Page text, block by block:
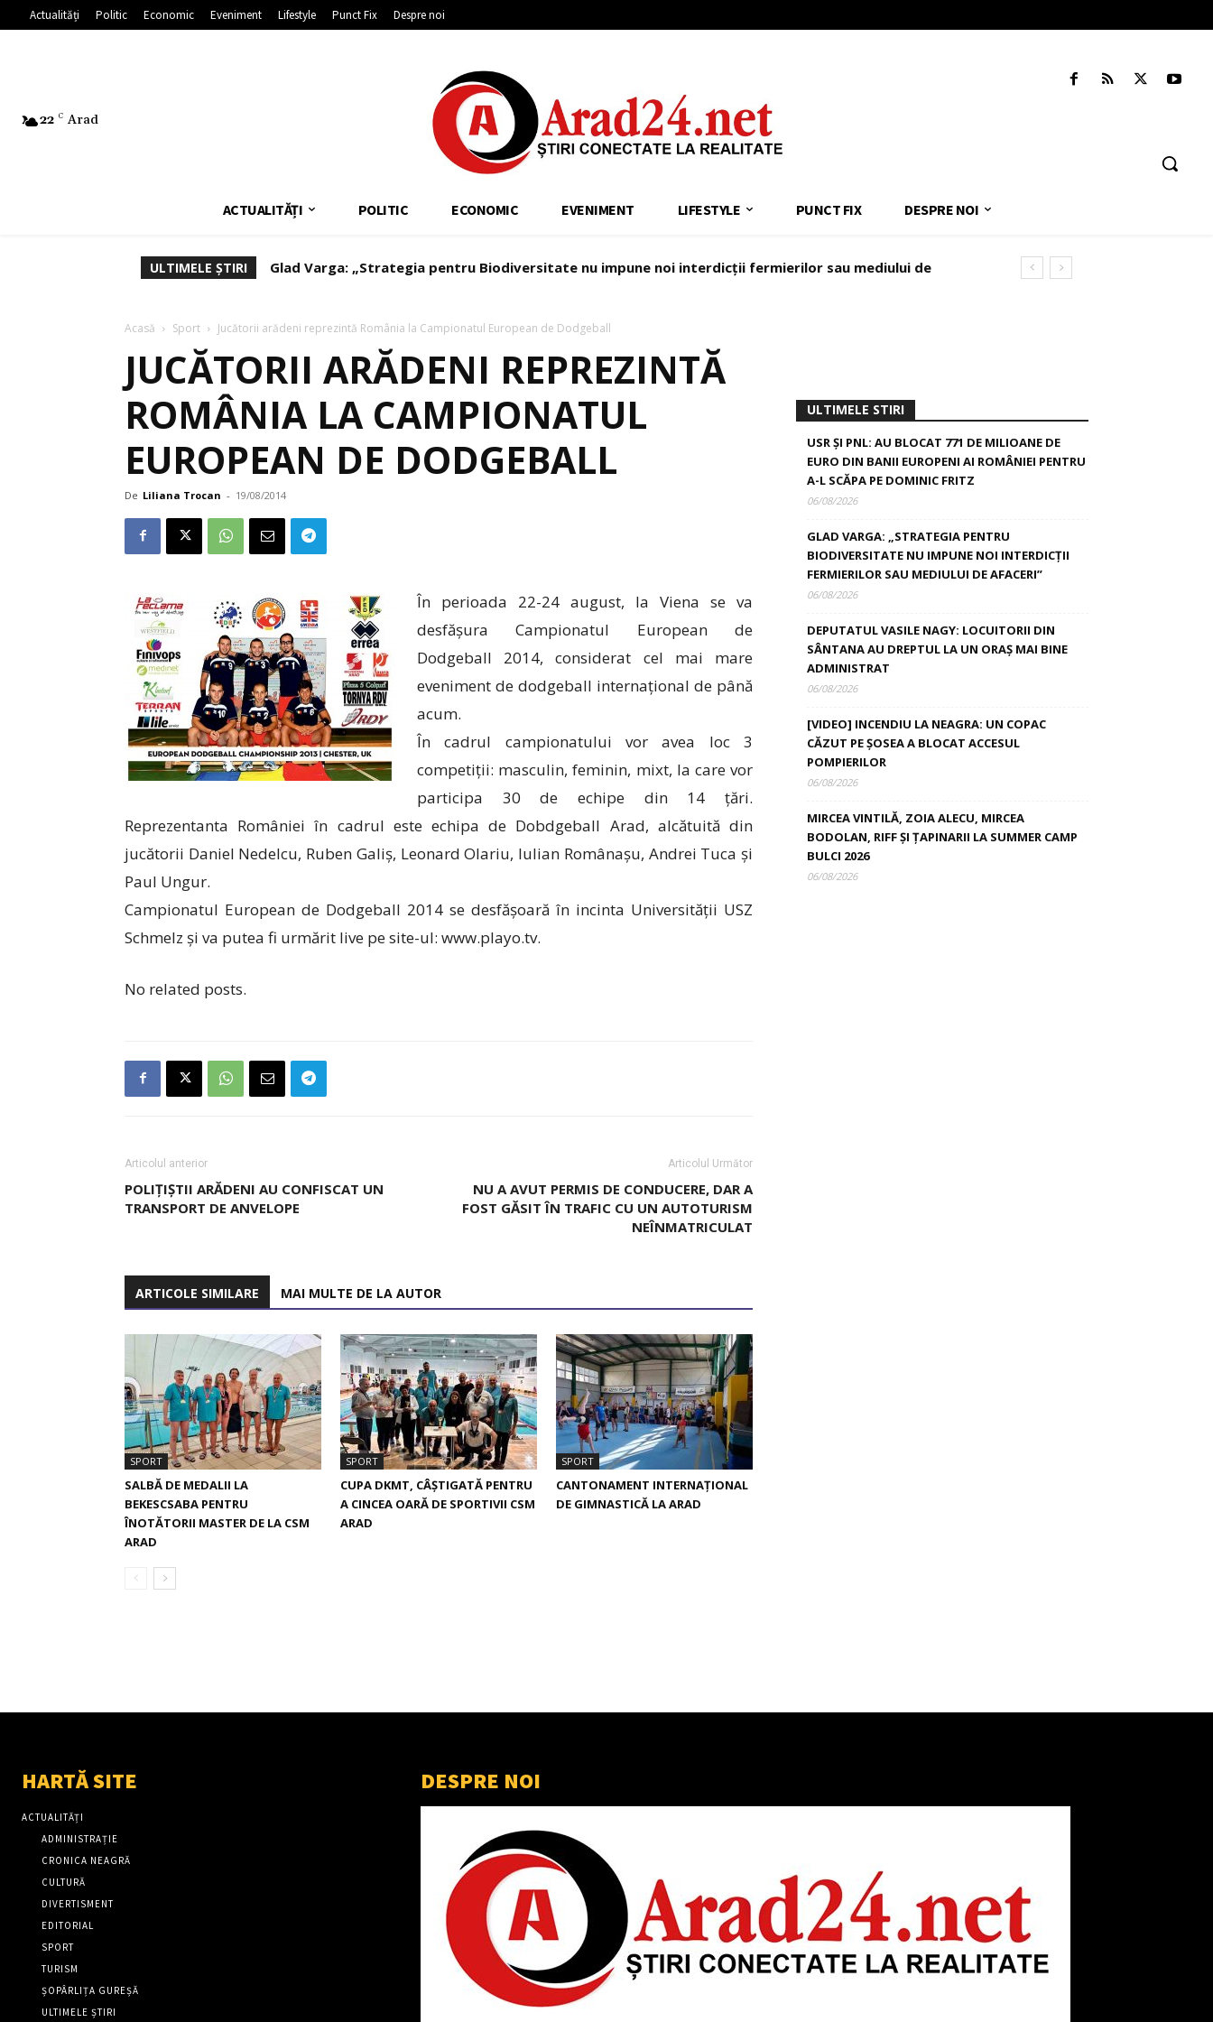
Actualități Politic Economic Eveniment Lifestyle Punct Fix Despre noi
22 C Arad
ACTUALITĂȚI POLITIC ECONOMIC EVENIMENT LIFESTYLE PUNCT FIX DESPRE NOI
ULTIMELE ȘTIRI
Glad Varga: „Strategia pentru Biodiversitate nu impune noi interdicții fermierilor sau mediului de
Acasă Sport Jucătorii arădeni reprezintă România la Campionatul European de Dodgeball
JUCĂTORII ARĂDENI REPREZINTĂ
ROMÂNIA LA CAMPIONATUL
EUROPEAN DE DODGEBALL
De Liliana Trocan - 19/08/2014
În perioada 22-24 august, la Viena se va
desfășura Campionatul European de
Dodgeball 2014, considerat cel mai mare
eveniment de dodgeball internațional de până
acum.
În cadrul campionatului vor avea loc 3
competiții: masculin, feminin, mixt, la care vor
participa 30 de echipe din 14 țări.
Reprezentanta României în cadrul este echipa de Dobdgeball Arad, alcătuită din
jucătorii Daniel Nedelcu, Ruben Galiș, Leonard Olariu, Iulian Românașu, Andrei Tuca și
Paul Ungur.
Campionatul European de Dodgeball 2014 se desfășoară în incinta Universității USZ
Schmelz și va putea fi urmărit live pe site-ul: www.playo.tv.
No related posts.
Articolul anterior
POLIȚIȘTII ARĂDENI AU CONFISCAT UN
TRANSPORT DE ANVELOPE
Articolul Următor
NU A AVUT PERMIS DE CONDUCERE, DAR A
FOST GĂSIT ÎN TRAFIC CU UN AUTOTURISM
NEÎNMATRICULAT
ARTICOLE SIMILARE MAI MULTE DE LA AUTOR
SPORT
SALBĂ DE MEDALII LA
BEKESCSABA PENTRU
ÎNOTĂTORII MASTER DE LA CSM
ARAD
SPORT
CUPA DKMT, CÂȘTIGATĂ PENTRU
A CINCEA OARĂ DE SPORTIVII CSM
ARAD
SPORT
CANTONAMENT INTERNAȚIONAL
DE GIMNASTICĂ LA ARAD
ULTIMELE STIRI
USR ȘI PNL: AU BLOCAT 771 DE MILIOANE DE
EURO DIN BANII EUROPENI AI ROMÂNIEI PENTRU
A-L SCĂPA PE DOMINIC FRITZ
06/08/2026
GLAD VARGA: „STRATEGIA PENTRU
BIODIVERSITATE NU IMPUNE NOI INTERDICȚII
FERMIERILOR SAU MEDIULUI DE AFACERI”
06/08/2026
DEPUTATUL VASILE NAGY: LOCUITORII DIN
SÂNTANA AU DREPTUL LA UN ORAȘ MAI BINE
ADMINISTRAT
06/08/2026
[VIDEO] INCENDIU LA NEAGRA: UN COPAC
CĂZUT PE ȘOSEA A BLOCAT ACCESUL
POMPIERILOR
06/08/2026
MIRCEA VINTILĂ, ZOIA ALECU, MIRCEA
BODOLAN, RIFF ȘI ȚAPINARII LA SUMMER CAMP
BULCI 2026
06/08/2026
HARTĂ SITE
ACTUALITĂȚI
ADMINISTRAȚIE
CRONICA NEAGRĂ
CULTURĂ
DIVERTISMENT
EDITORIAL
SPORT
TURISM
ȘOPÂRLIȚA GUREȘĂ
ULTIMELE ȘTIRI
DESPRE NOI